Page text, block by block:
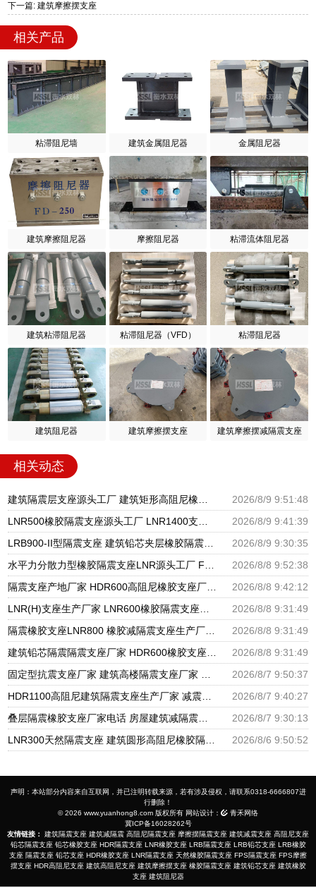
下一篇: 建筑摩擦摆支座
相关产品
粘滞阻尼墙 建筑金属阻尼器 金属阻尼器
建筑摩擦阻尼器 摩擦阻尼器 粘滞流体阻尼器
建筑粘滞阻尼器 粘滞阻尼器（VFD） 粘滞阻尼器
建筑阻尼器 建筑摩擦摆支座 建筑摩擦摆减隔震支座
相关动态
2026/8/9 9:51:48
2026/8/9 9:41:39
2026/8/9 9:30:35
2026/8/8 9:52:38
2026/8/8 9:42:12
2026/8/8 9:31:49
2026/8/8 9:31:49
2026/8/8 9:31:49
2026/8/7 9:50:37
2026/8/7 9:40:27
2026/8/7 9:30:13
2026/8/6 9:50:52
声明：本站部分内容来自互联网，并已注明转载来源，若有涉及侵权，请联系0318-6666807进
行删除！
© 2026 www.yuanhong8.com 版权所有 网站设计：
青禾网络
冀ICP备16028262号
友情链接：
建筑隔震支座 建筑减隔震 高阻尼隔震支座 摩擦摆隔震支座 建筑减震支座 高阻尼支座
铅芯隔震支座 铅芯橡胶支座 HDR隔震支座 LNR橡胶支座 LRB隔震支座 LRB铅芯支座 LRB橡胶
支座 隔震支座 铅芯支座 HDR橡胶支座 LNR隔震支座 天然橡胶隔震支座 FPS隔震支座 FPS摩擦
摆支座 HDR高阻尼支座 建筑高阻尼支座 建筑摩擦摆支座 橡胶隔震支座 建筑铅芯支座 建筑橡胶
支座 建筑阻尼器